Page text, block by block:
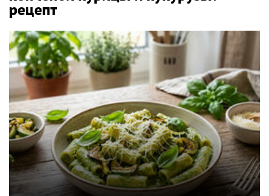
рецепт